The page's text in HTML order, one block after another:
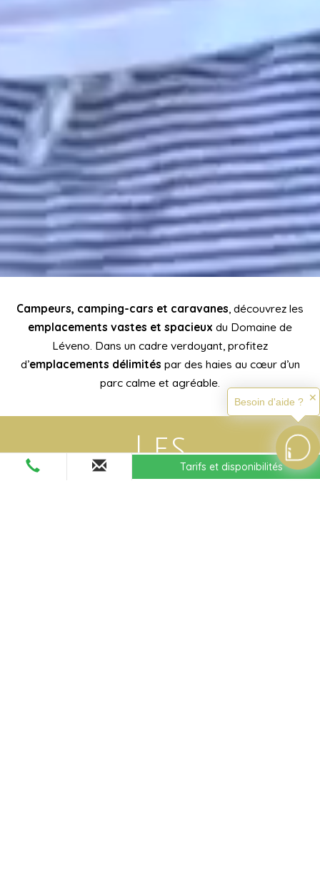
Campeurs, camping-cars et caravanes, découvrez les
emplacements vastes et spacieux du Domaine de
Léveno. Dans un cadre verdoyant, profitez
d’emplacements délimités par des haies au cœur d’un
parc calme et agréable.
Les
emplacements
Tarifs et disponibilités
Besoin d'aide ? ✕